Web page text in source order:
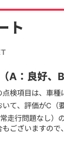
ト
A：良好、
検項目は、車種
いて、評価がC（
走行問題なし）
もございますので